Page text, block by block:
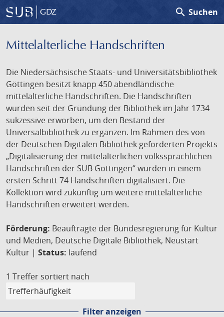
GDZ search Suchen
Mittelalterliche Handschriften
Die Niedersächsische Staats- und Universitätsbibliothek
Göttingen besitzt knapp 450 abendländische
mittelalterliche Handschriften. Die Handschriften
wurden seit der Gründung der Bibliothek im Jahr 1734
sukzessive erworben, um den Bestand der
Universalbibliothek zu ergänzen. Im Rahmen des von
der Deutschen Digitalen Bibliothek geförderten Projekts
„Digitalisierung der mittelalterlichen volkssprachlichen
Handschriften der SUB Göttingen“ wurden in einem
ersten Schritt 74 Handschriften digitalisiert. Die
Kollektion wird zukünftig um weitere mittelalterliche
Handschriften erweitert werden.
Förderung: Beauftragte der Bundesregierung für Kultur
und Medien, Deutsche Digitale Bibliothek, Neustart
Kultur | Status: laufend
1 Treffer sortiert nach
Filter anzeigen